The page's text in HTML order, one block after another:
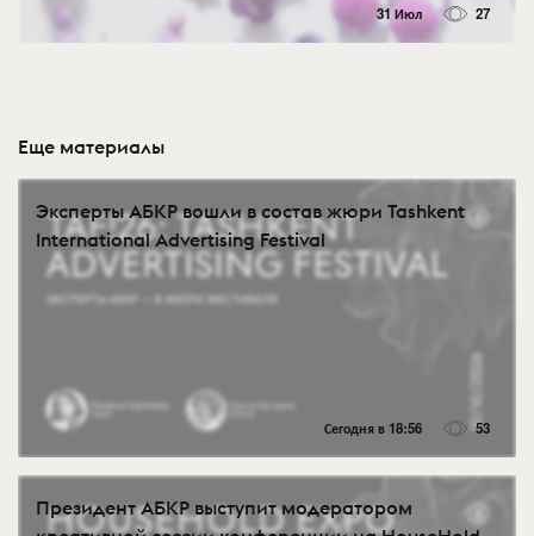
31 Июл 27
Еще материалы
Эксперты АБКР вошли в состав жюри Tashkent
International Advertising Festival
Сегодня в 18:56 53
Президент АБКР выступит модератором